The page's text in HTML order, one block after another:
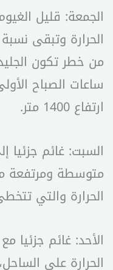
الجمعة: قليل
الحرارة وتبقى
من خطر تكون
ساعات الصباح
ارتفاع 1400 متر.
السبت: غائم جزئيا
متوسطة ومرتفعة
الحرارة والتي
الأحد: غائم جزئيا
الحرارة على